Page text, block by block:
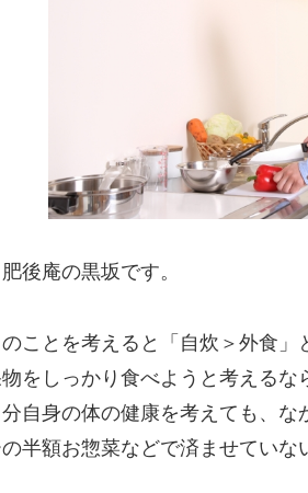
後庵の黒坂です。
ことを考えると「自炊＞外食」
をしっかり食べようと考える
自身の体の健康を考えても、
半額お惣菜などで済ませていな